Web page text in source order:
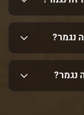
נגמר?
נגמר?